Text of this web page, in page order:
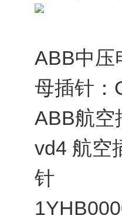
ABB中压
母插针：
ABB航
vd4 航空
针